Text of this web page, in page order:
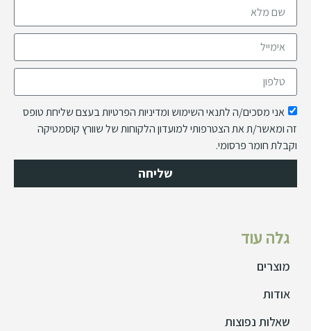
גלה עוד
מוצרים
אודות
שאלות נפוצות
אני מסכים/ה לתנאי השימוש ומדיניות הפרטיות בעצם שליחת טופס
זה ומאשר/ת את הצטרפותי למועדון הלקוחות של שוורץ קוסמטיקה
וקבלת חומר פרסומי.
שליחה